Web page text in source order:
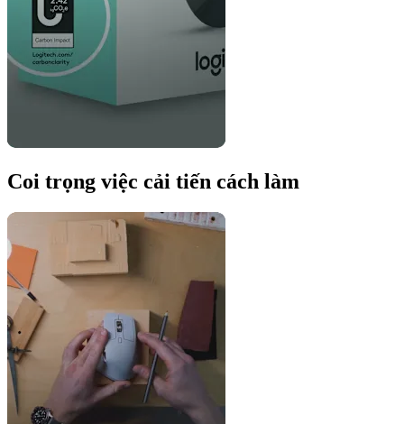
Coi trọng việc cải tiến cách làm